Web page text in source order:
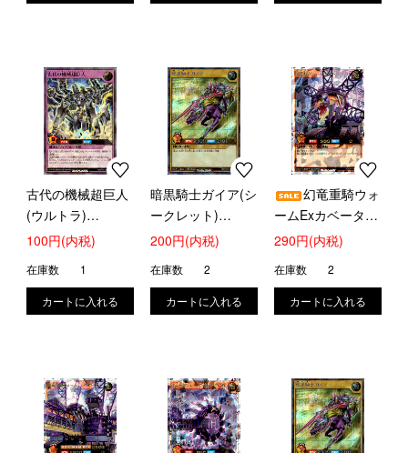
古代の機械超巨人
(ウルトラ)
(RD/5TH1-JP030)
100円(内税)
在庫数 1
暗黒騎士ガイア(シ
ークレット)
(RD/5TH1-JP138)
200円(内税)
在庫数 2
幻竜重騎ウォ
ームExカベーター
[L](OverRush)
290円(内税)
在庫数 2